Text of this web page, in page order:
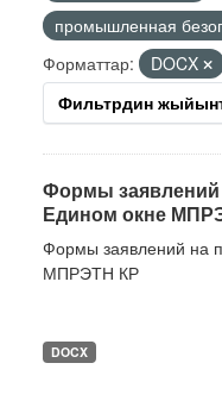
промышленная
Форматтар:
DOCX
Фильтрдин
Формы заявлений
Едином окне
Формы заявлений на
МПРЭТН КР
DOCX